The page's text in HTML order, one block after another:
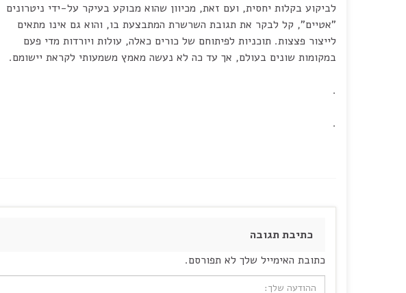
לביקוע בקלות יחסית, ועם זאת, מכיוון שהוא מבוקע בעיקר על-ידי ניטרונים
"אטיים", קל לבקר את תגובת השרשרת המתבצעת בו, והוא גם אינו מתאים
לייצור פצצות. תוכניות לפיתוחם של כורים כאלה, עולות ויורדות מדי פעם
במקומות שונים בעולם, אך עד כה לא נעשה מאמץ משמעותי לקראת יישומם.
.
.
כתיבת תגובה
כתובת האימייל שלך לא תפורסם.